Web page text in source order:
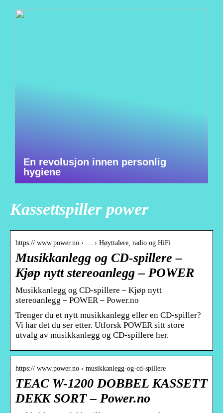
En revolusjon innen personlig
hygiene
Kassettspiller power
https:// www.power.no › … › Høyttalere, radio og HiFi
Musikkanlegg og CD-spillere –
Kjøp nytt stereoanlegg – POWER
Musikkanlegg og CD-spillere – Kjøp nytt
stereoanlegg – POWER – Power.no
Trenger du et nytt musikkanlegg eller en CD-spiller?
Vi har det du ser etter. Utforsk POWER sitt store
utvalg av musikkanlegg og CD-spillere her.
https:// www.power.no › musikkanlegg-og-cd-spillere
TEAC W-1200 DOBBEL KASSETT
DEKK SORT – Power.no